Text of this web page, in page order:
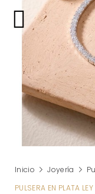
Inicio Joyería
PULSERA EN PLATA